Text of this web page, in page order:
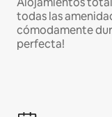
todas las
cómodamente
perfecta!